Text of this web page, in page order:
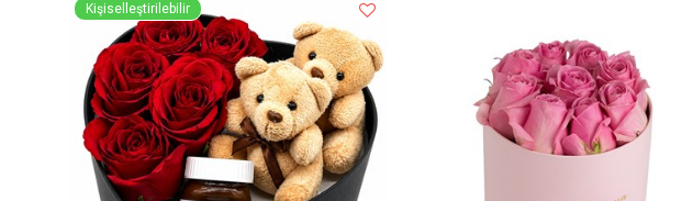
Kişiselleştirilebilir